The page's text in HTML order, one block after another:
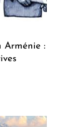
Arménie :